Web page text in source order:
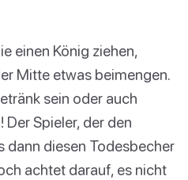
einen König ziehen,
Mitte etwas beimengen.
sein oder auch
Spieler, der den
dann diesen Todesbecher
achtet darauf, es nicht